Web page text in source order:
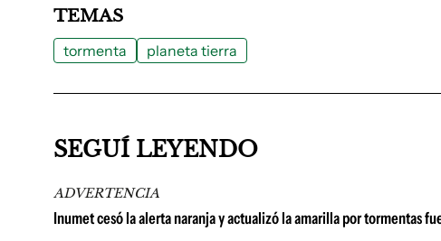
TEMAS
tormenta planeta tierra
SEGUÍ LEYENDO
ADVERTENCIA
Inumet cesó la alerta naranja y actualizó la amarilla por tormentas